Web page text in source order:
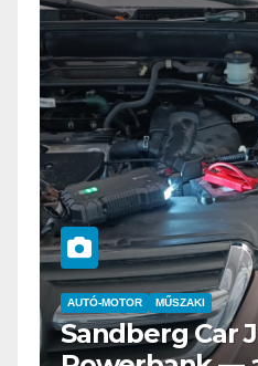
AUTÓ-MOTOR ELEKTROMOS
Az új Nissan